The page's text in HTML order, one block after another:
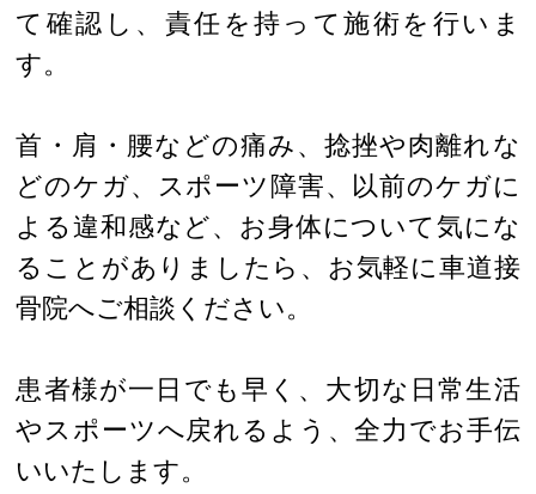
て確認し、責任を持って施術を行いま
す。
首・肩・腰などの痛み、捻挫や肉離れな
どのケガ、スポーツ障害、以前のケガに
よる違和感など、お身体について気にな
ることがありましたら、お気軽に車道接
骨院へご相談ください。
患者様が一日でも早く、大切な日常生活
やスポーツへ戻れるよう、全力でお手伝
いいたします。